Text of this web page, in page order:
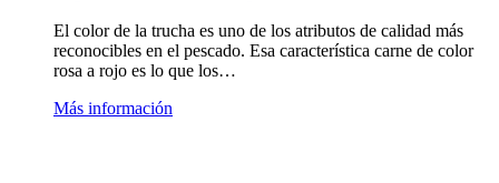
El color de la trucha es uno de los atributos de calidad más
reconocibles en el pescado. Esa característica carne de color
rosa a rojo es lo que los…
Más información